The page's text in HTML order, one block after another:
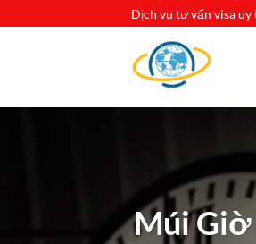
Dịch vụ tư vấn visa
Múi Giờ